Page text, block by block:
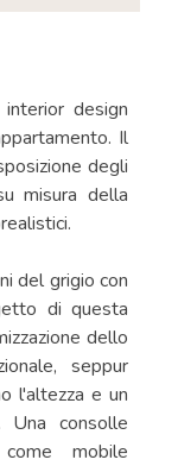
design
Il
degli
misura della
del grigio con
di questa
dello
seppur
l'altezza e un
Una consolle
mobile